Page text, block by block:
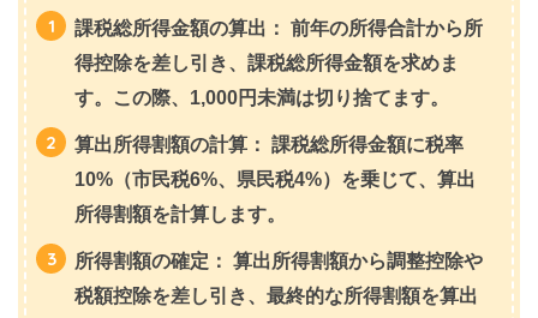
課税総所得金額の算出： 前年の所得合計から所
得控除を差し引き、課税総所得金額を求めま
す。この際、1,000円未満は切り捨てます。
算出所得割額の計算： 課税総所得金額に税率
10%（市民税6%、県民税4%）を乗じて、算出
所得割額を計算します。
所得割額の確定： 算出所得割額から調整控除や
税額控除を差し引き、最終的な所得割額を算出